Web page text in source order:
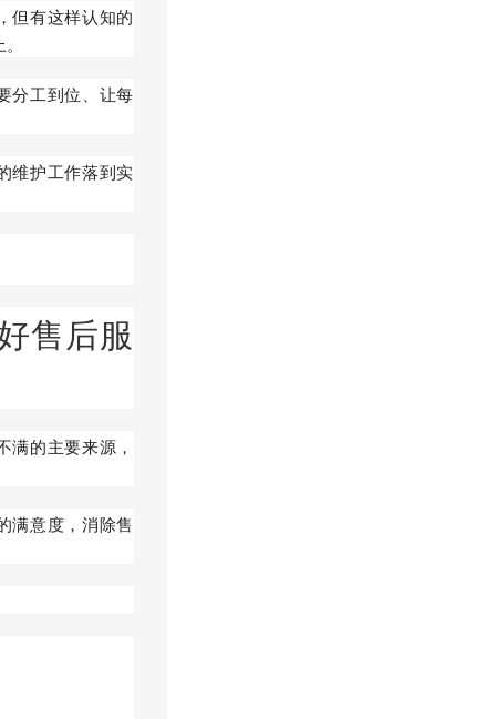
但有这样认知的
分工到位、让每
维护工作落到实
售后服
的主要来源，
满意度，消除售